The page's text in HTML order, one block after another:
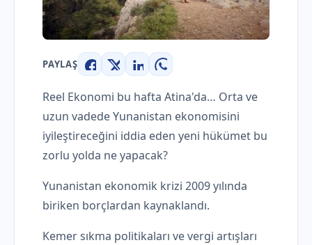
PAYLAŞ
Facebook
X LinkedInWhatsApp
Reel Ekonomi bu hafta Atina'da… Orta ve
uzun vadede Yunanistan ekonomisini
iyileştireceğini iddia eden yeni hükümet bu
zorlu yolda ne yapacak?
Yunanistan ekonomik krizi 2009 yılında
biriken borçlardan kaynaklandı.
Kemer sıkma politikaları ve vergi artışları